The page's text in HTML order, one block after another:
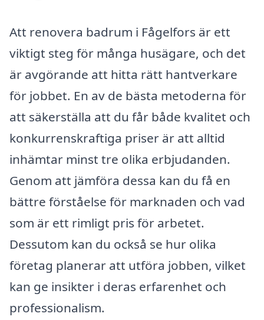
Att renovera badrum i Fågelfors är ett
viktigt steg för många husägare, och det
är avgörande att hitta rätt hantverkare
för jobbet. En av de bästa metoderna för
att säkerställa att du får både kvalitet och
konkurrenskraftiga priser är att alltid
inhämtar minst tre olika erbjudanden.
Genom att jämföra dessa kan du få en
bättre förståelse för marknaden och vad
som är ett rimligt pris för arbetet.
Dessutom kan du också se hur olika
företag planerar att utföra jobben, vilket
kan ge insikter i deras erfarenhet och
professionalism.